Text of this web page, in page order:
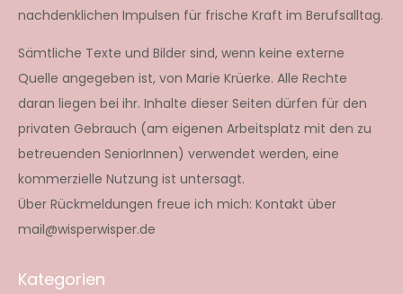
nachdenklichen Impulsen für frische Kraft im Berufsalltag.
Sämtliche Texte und Bilder sind, wenn keine externe
Quelle angegeben ist, von Marie Krüerke. Alle Rechte
daran liegen bei ihr. Inhalte dieser Seiten dürfen für den
privaten Gebrauch (am eigenen Arbeitsplatz mit den zu
betreuenden SeniorInnen) verwendet werden, eine
kommerzielle Nutzung ist untersagt.
Über Rückmeldungen freue ich mich: Kontakt über
mail@wisperwisper.de
Kategorien